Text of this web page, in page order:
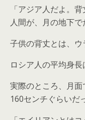
「アジア人だよ。
人間が、月の地下で
子供の背丈とは、ウ
ロシア人の平均身長
実際のところ、月面
160センチぐらいだ